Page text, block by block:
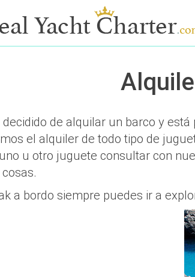
decidido de alquilar un barco y
el alquiler de todo tipo de
u otro juguete consultar con
a bordo siempre puedes ir a